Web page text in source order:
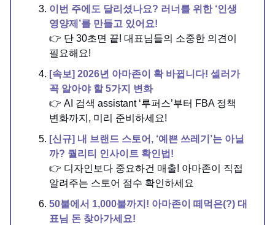
이번 주에도 달리셨나요? 러너를 위한 ‘인생
영양제’를 만들고 있어요!
👉 단 30초면 끝! 대표님들의 소중한 의견이
필요해요!
[속보] 2026년 아마존이 확 바뀝니다! 셀러가
꼭 알아야 할 5가지 변화
👉 AI 검색 assistant ‘루퍼스’부터 FBA 정책
변화까지, 미리 준비하세요!
[신규] 내 브랜드 스토어, ‘예쁜 쓰레기’는 아닐
까? 퀄리티 인사이트 확인법!
👉 디자인보다 중요하건 매출! 아마존이 직접
알려주는 스토어 점수 확인하세요
50불에서 1,000불까지! 아마존이 떼먹은(?) 대
표님 돈 찾아가세요!